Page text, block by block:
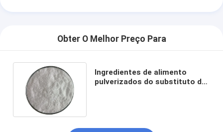
Obter O Melhor Preço Para
Ingredientes de alimento
pulverizados do substituto de